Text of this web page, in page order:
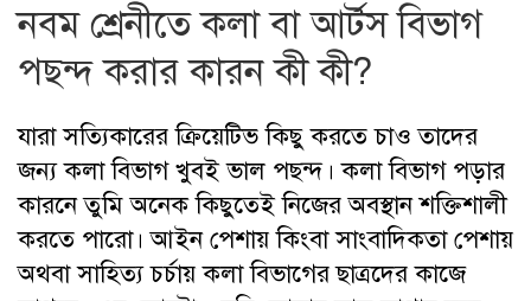
নবম শ্রেনীতে কলা বা আর্টস বিভাগ
পছন্দ করার কারন কী কী?
যারা সত্যিকারের ক্রিয়েটিভ কিছু করতে চাও তাদের
জন্য কলা বিভাগ খুবই ভাল পছন্দ। কলা বিভাগ পড়ার
কারনে তুমি অনেক কিছুতেই নিজের অবস্থান শক্তিশালী
করতে পারো। আইন পেশায় কিংবা সাংবাদিকতা পেশায়
অথবা সাহিত্য চর্চায় কলা বিভাগের ছাত্রদের কাজে